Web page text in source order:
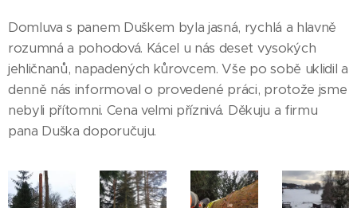
Domluva s panem Duškem byla jasná, rychlá a hlavně
rozumná a pohodová. Kácel u nás deset vysokých
jehličnanů, napadených kůrovcem. Vše po sobě uklidil a
denně nás informoval o provedené práci, protože jsme
nebyli přítomni. Cena velmi příznivá. Děkuju a firmu
pana Duška doporučuju.